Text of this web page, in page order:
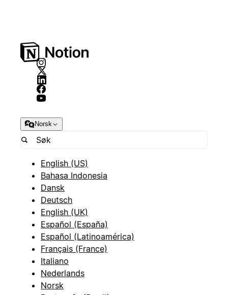
Norsk
English (US)
Bahasa Indonesia
Dansk
Deutsch
English (UK)
Español (España)
Español (Latinoamérica)
Français (France)
Italiano
Nederlands
Norsk